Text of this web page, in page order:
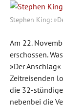
Stephen King:
Am 22.
erschossen.
»Der
Zeitreisenden
die 32-
nebenbei die